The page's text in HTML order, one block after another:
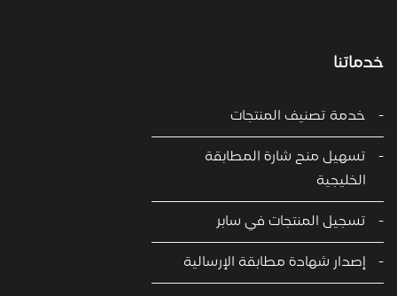
خدماتنا
خدمة تصنيف المنتجات
تسهيل منح شارة المطابقة
الخليجية
تسجيل المنتجات في سابر
إصدار شهادة مطابقة الإرسالية